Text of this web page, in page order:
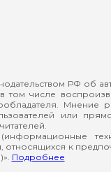
РФ об
числе
Мнение
или
относящихся к
Подробнее